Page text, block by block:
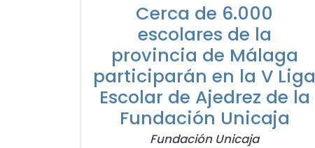
Cerca de 6.000
escolares de la
provincia de Málaga
participarán en la V Liga
Escolar de Ajedrez de la
Fundación Unicaja
Fundación Unicaja